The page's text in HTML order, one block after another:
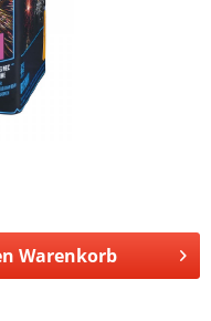
Warenkorb